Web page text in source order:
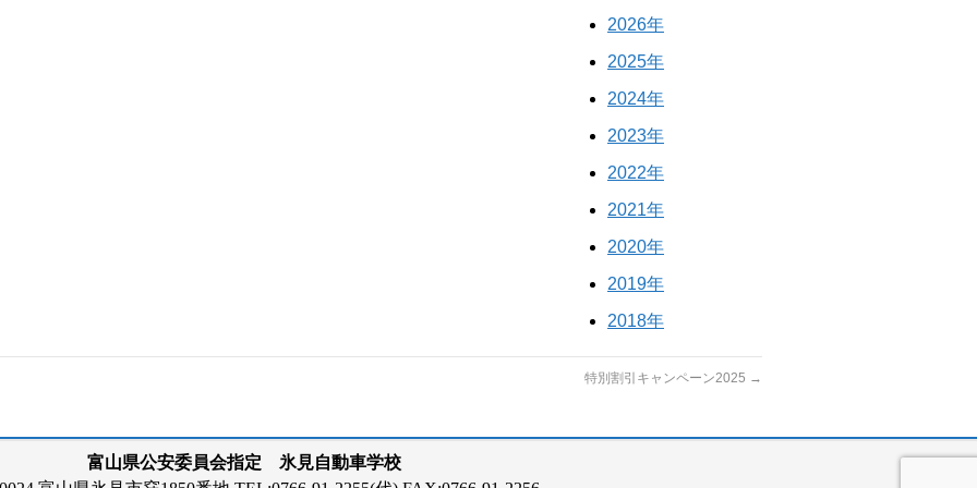
2026年
2025年
2024年
2023年
2022年
2021年
2020年
2019年
2018年
特別割引キャンペーン2025 →
富山県公安委員会指定 氷見自動車学校